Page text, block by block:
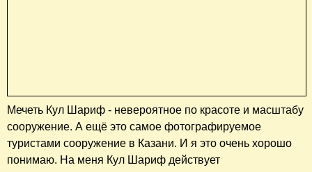
Мечеть Кул Шариф - невероятное по красоте и масштабу
сооружение. А ещё это самое фотографируемое
туристами сооружение в Казани. И я это очень хорошо
понимаю. На меня Кул Шариф действует